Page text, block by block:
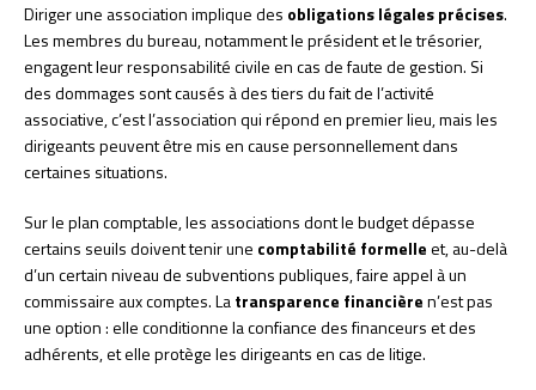
Diriger une association implique des obligations légales précises.
Les membres du bureau, notamment le président et le trésorier,
engagent leur responsabilité civile en cas de faute de gestion. Si
des dommages sont causés à des tiers du fait de l’activité
associative, c’est l’association qui répond en premier lieu, mais les
dirigeants peuvent être mis en cause personnellement dans
certaines situations.
Sur le plan comptable, les associations dont le budget dépasse
certains seuils doivent tenir une comptabilité formelleet, au-delà
d’un certain niveau de subventions publiques, faire appel à un
commissaire aux comptes. Latransparence financièren’est pas
une option : elle conditionne la confiance des financeurs et des
adhérents, et elle protège les dirigeants en cas de litige.